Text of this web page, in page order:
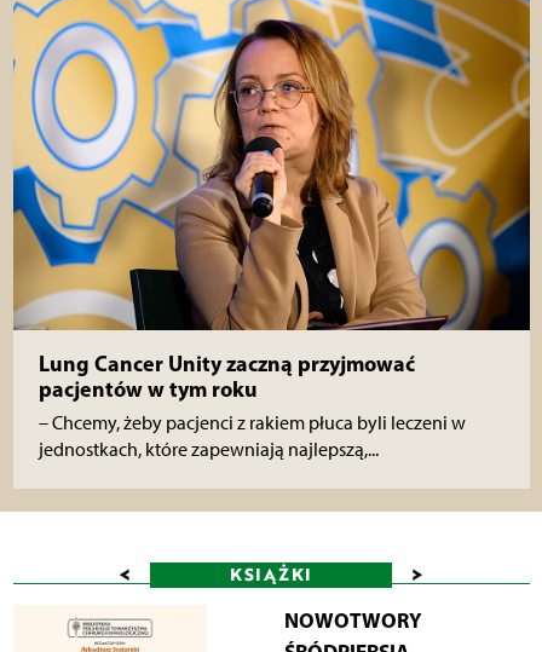
Lung Cancer Unity zaczną przyjmować
pacjentów w tym roku
– Chcemy, żeby pacjenci z rakiem płuca byli leczeni w
jednostkach, które zapewniają najlepszą,...
< KSIĄŻKI >
NOWOTWORY